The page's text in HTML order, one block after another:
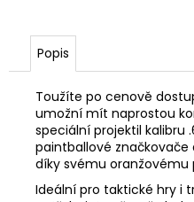
Popis
Toužíte po cenově
umožní mít naprostou
speciální projektil kalibru
paintballové
díky svému oranžovému
Ideální pro taktické hry i